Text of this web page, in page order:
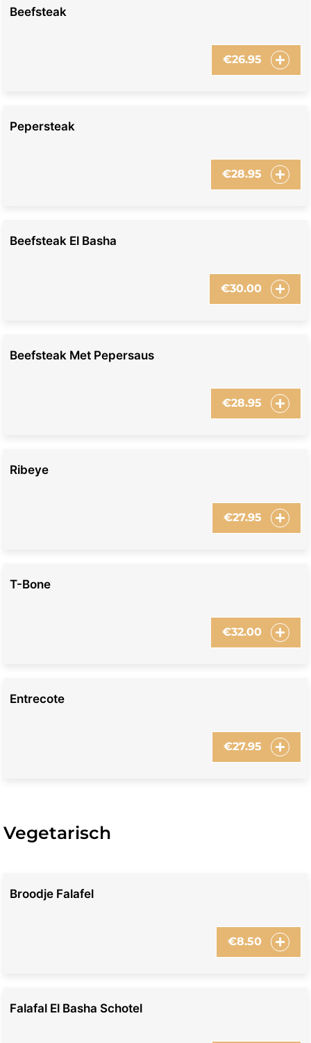
Beefsteak
€26.95
Pepersteak
€28.95
Beefsteak El Basha
€30.00
Beefsteak Met Pepersaus
€28.95
Ribeye
€27.95
T-Bone
€32.00
Entrecote
€27.95
Vegetarisch
Broodje Falafel
€8.50
Falafal El Basha Schotel